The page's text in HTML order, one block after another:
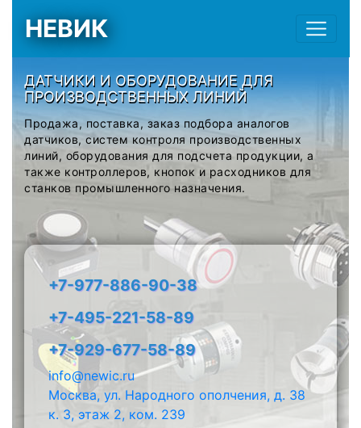
НЕВИК
ДАТЧИКИ И ОБОРУДОВАНИЕ ДЛЯ
ПРОИЗВОДСТВЕННЫХ ЛИНИЙ
Продажа, поставка, заказ подбора аналогов
датчиков, систем контроля производственных
линий, оборудования для подсчета продукции, а
также контроллеров, кнопок и расходников для
станков промышленного назначения.
+7-977-886-90-38
+7-495-221-58-89
+7-929-677-58-89
info@newic.ru
Москва, ул. Народного ополчения, д. 38
к. 3, этаж 2, ком. 239